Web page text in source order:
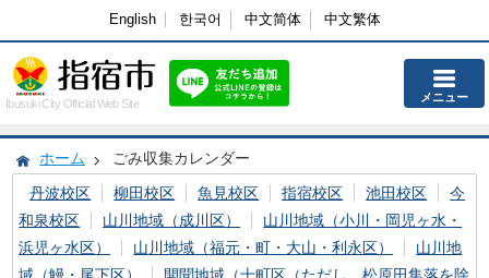
English 한국어 中文简体 中文繁体
Ibusuki City Official Web Site メニュー
ホーム
ごみ収集カレンダー
丹波校区
柳田校区 魚見校区 指宿校区 池田校区
今
和泉校区
山川地域（成川区）
山川地域（小川・岡児ヶ水・
浜児ヶ水区）
山川地域（福元・町・大山・利永区）
山川地